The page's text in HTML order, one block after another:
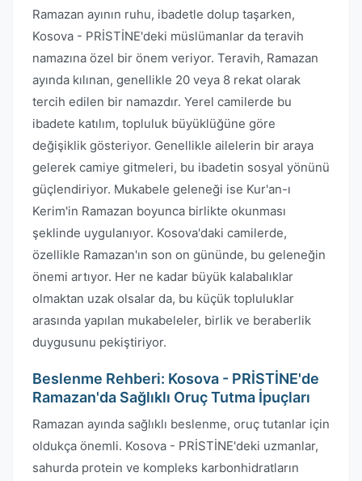
Ramazan ayının ruhu, ibadetle dolup taşarken,
Kosova - PRİSTİNE'deki müslümanlar da teravih
namazına özel bir önem veriyor. Teravih, Ramazan
ayında kılınan, genellikle 20 veya 8 rekat olarak
tercih edilen bir namazdır. Yerel camilerde bu
ibadete katılım, topluluk büyüklüğüne göre
değişiklik gösteriyor. Genellikle ailelerin bir araya
gelerek camiye gitmeleri, bu ibadetin sosyal yönünü
güçlendiriyor. Mukabele geleneği ise Kur'an-ı
Kerim'in Ramazan boyunca birlikte okunması
şeklinde uygulanıyor. Kosova'daki camilerde,
özellikle Ramazan'ın son on gününde, bu geleneğin
önemi artıyor. Her ne kadar büyük kalabalıklar
olmaktan uzak olsalar da, bu küçük topluluklar
arasında yapılan mukabeleler, birlik ve beraberlik
duygusunu pekiştiriyor.
Beslenme Rehberi: Kosova - PRİSTİNE'de
Ramazan'da Sağlıklı Oruç Tutma İpuçları
Ramazan ayında sağlıklı beslenme, oruç tutanlar için
oldukça önemli. Kosova - PRİSTİNE'deki uzmanlar,
sahurda protein ve kompleks karbonhidratların